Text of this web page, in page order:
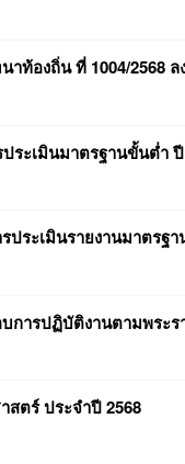
ท้องถิ่น ที่ 1004/2568 ล
ระเมินมาตรฐานขั้นต่ำ ปี
ระเมินรายงานมาตรฐ
การปฏิบัติงานตามพร
สตร์ ประจำปี 2568